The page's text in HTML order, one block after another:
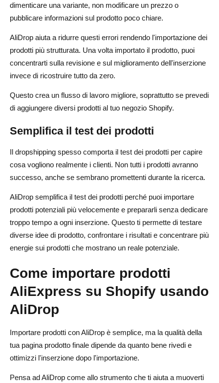
dimenticare una variante, non modificare un prezzo o
pubblicare informazioni sul prodotto poco chiare.
AliDrop aiuta a ridurre questi errori rendendo l'importazione dei
prodotti più strutturata. Una volta importato il prodotto, puoi
concentrarti sulla revisione e sul miglioramento dell'inserzione
invece di ricostruire tutto da zero.
Questo crea un flusso di lavoro migliore, soprattutto se prevedi
di aggiungere diversi prodotti al tuo negozio Shopify.
Semplifica il test dei prodotti
Il dropshipping spesso comporta il test dei prodotti per capire
cosa vogliono realmente i clienti. Non tutti i prodotti avranno
successo, anche se sembrano promettenti durante la ricerca.
AliDrop semplifica il test dei prodotti perché puoi importare
prodotti potenziali più velocemente e prepararli senza dedicare
troppo tempo a ogni inserzione. Questo ti permette di testare
diverse idee di prodotto, confrontare i risultati e concentrare più
energie sui prodotti che mostrano un reale potenziale.
Come importare prodotti
AliExpress su Shopify usando
AliDrop
Importare prodotti con AliDrop è semplice, ma la qualità della
tua pagina prodotto finale dipende da quanto bene rivedi e
ottimizzi l'inserzione dopo l'importazione.
Pensa ad AliDrop come allo strumento che ti aiuta a muoverti